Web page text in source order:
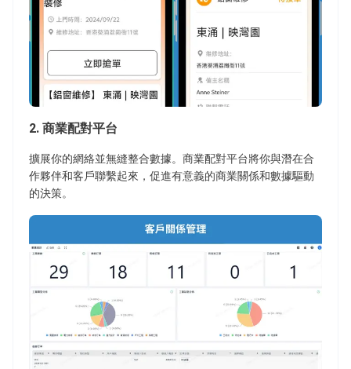
2.商業配對平台
擴展你的網絡並無縫整合數據。商業配對平台將你與潛在合
作夥伴和客戶聯繫起來，促進有意義的商業關係和數據驅動
的決策。